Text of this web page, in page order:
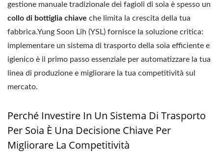
gestione manuale tradizionale dei fagioli di soia è spesso un
collo di bottiglia chiave che limita la crescita della tua
fabbrica.Yung Soon Lih (YSL) fornisce la soluzione critica:
implementare un sistema di trasporto della soia efficiente e
igienico è il primo passo essenziale per automatizzare la tua
linea di produzione e migliorare la tua competitività sul
mercato.
Perché Investire In Un Sistema Di Trasporto
Per Soia È Una Decisione Chiave Per
Migliorare La Competitività